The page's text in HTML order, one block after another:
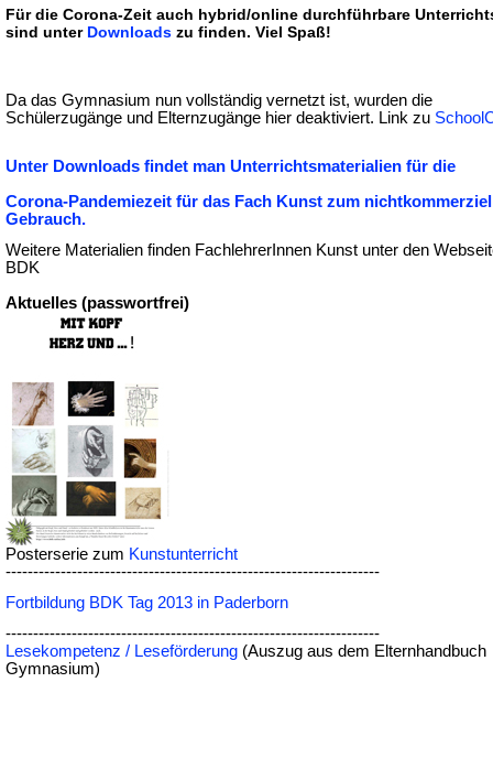
Für die Corona-Zeit auch hybrid/online durchführbare
sind unter Downloads zu finden. Viel Spaß!
Da das Gymnasium nun vollständig vernetzt ist, wurden die
Schülerzugänge und Elternzugänge hier deaktiviert. Link zu
Unter Downloads findet man Unterrichtsmaterialien für die
Corona-Pandemiezeit für das Fach Kunst zum
Gebrauch.
Weitere Materialien finden FachlehrerInnen Kunst unter den
BDK
Aktuelles (passwortfrei)
Posterserie zum Kunstunterricht
--------------------------------------------------------------------
Fortbildung BDK Tag 2013 in Paderborn
--------------------------------------------------------------------
Lesekompetenz / Leseförderung (Auszug aus dem Elternhandbuch
Gymnasium)